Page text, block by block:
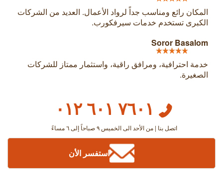
المكان رائع ومناسب جداً لرواد الأعمال. العديد من الشركات
الكبرى تستخدم خدمات سيرفكورب.
Soror Basalom
خدمة احترافية، ومرافق راقية، واستثمار ممتاز للشركات
الصغيرة.
٧٦٠١ ٦٠١ ٠١٢
اتصل بنا | من الأحد الى الخميس ٩ صباحاً إلى ٦ مساءً
استفسر الأن